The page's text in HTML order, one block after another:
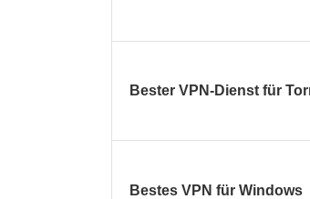
Bester VPN-Dienst für
Bestes VPN für Windows